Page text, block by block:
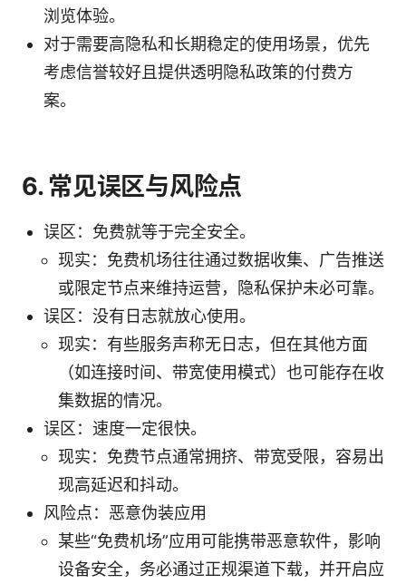
浏览体验。
对于需要高隐私和长期稳定的使用场景，优先
考虑信誉较好且提供透明隐私政策的付费方
案。
6. 常见误区与风险点
误区：免费就等于完全安全。
现实：免费机场往往通过数据收集、广告推送
或限定节点来维持运营，隐私保护未必可靠。
误区：没有日志就放心使用。
现实：有些服务声称无日志，但在其他方面
（如连接时间、带宽使用模式）也可能存在收
集数据的情况。
误区：速度一定很快。
现实：免费节点通常拥挤、带宽受限，容易出
现高延迟和抖动。
风险点：恶意伪装应用
某些“免费机场”应用可能携带恶意软件，影响
设备安全，务必通过正规渠道下载，并开启应